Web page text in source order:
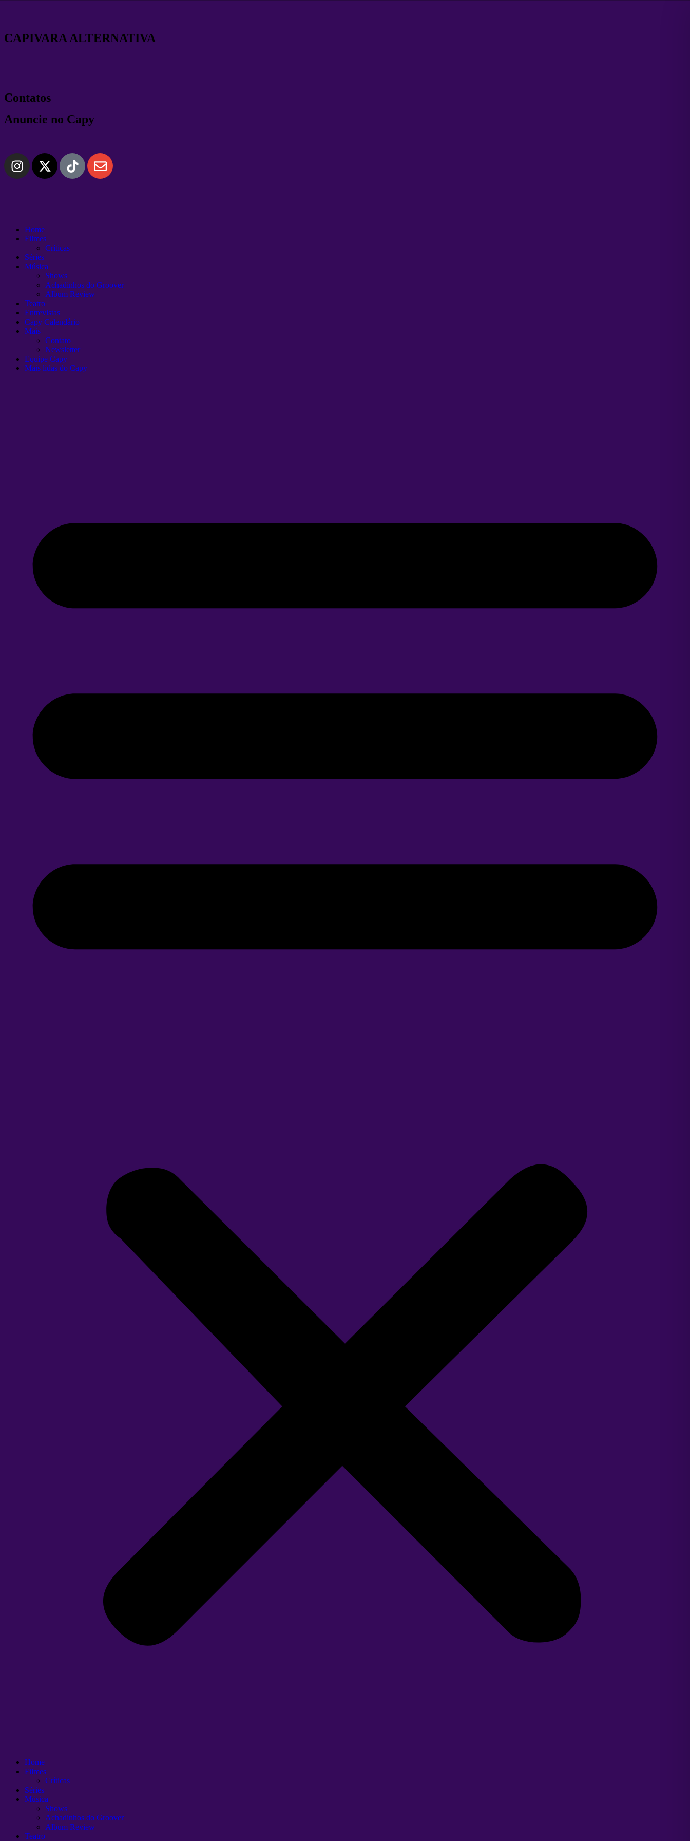
CAPIVARA ALTERNATIVA
Contatos
Anuncie no Capy
Home
Filmes
Críticas
Séries
Música
Shows
Achadinhos do Groover
Album Review
Teatro
Entrevistas
Capy Calendário
Mais
Contato
Newsletter
Equipe Capy
Mais lidas do Capy
Home
Filmes
Críticas
Séries
Música
Shows
Achadinhos do Groover
Album Review
Teatro